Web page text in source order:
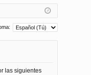
ca
rs
las siguientes